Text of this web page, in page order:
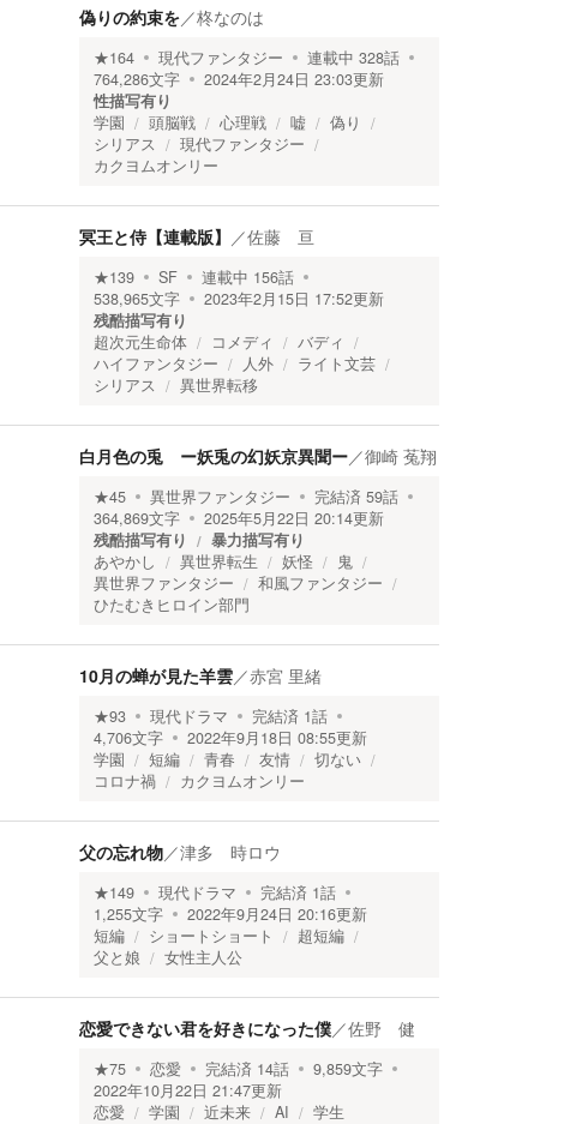
偽りの約束を／柊なのは
★164 現代ファンタジー 連載中 328話
764,286文字 2024年2月24日 23:03更新
性描写有り
学園
頭脳戦 心理戦 嘘
偽り
シリアス
現代ファンタジー
カクヨムオンリー
冥王と侍【連載版】 ／佐藤 亘
★139 SF 連載中 156話
538,965文字 2023年2月15日 17:52更新
残酷描写有り
超次元生命体
コメディ
バディ
ハイファンタジー
人外
ライト文芸
シリアス
異世界転移
白月色の兎 ー妖兎の幻妖京異聞ー／御崎 菟翔
★45 異世界ファンタジー 完結済 59話
364,869文字 2025年5月22日 20:14更新
残酷描写有り
暴力描写有り
あやかし
異世界転生 妖怪
鬼
異世界ファンタジー
和風ファンタジー
ひたむきヒロイン部門
10月の蝉が見た羊雲／赤宮 里緒
★93 現代ドラマ 完結済 1話
4,706文字 2022年9月18日 08:55更新
学園
短編 青春 友情
切ない
コロナ禍
カクヨムオンリー
父の忘れ物／津多 時ロウ
★149 現代ドラマ 完結済 1話
1,255文字 2022年9月24日 20:16更新
短編
ショートショート
超短編
父と娘
女性主人公
恋愛できない君を好きになった僕／佐野 健
★75 恋愛 完結済 14話 9,859文字
2022年10月22日 21:47更新
恋愛
学園 近未来 AI 学生